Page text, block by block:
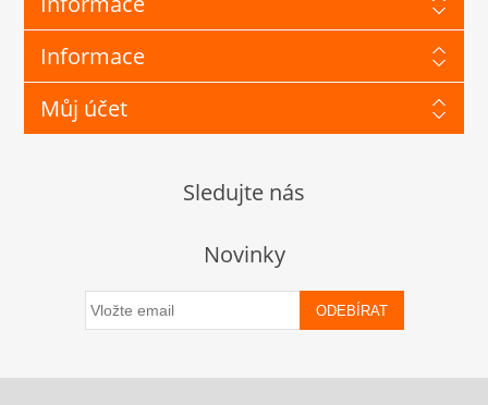
Informace
Můj účet
Sledujte nás
Novinky
ODEBÍRAT